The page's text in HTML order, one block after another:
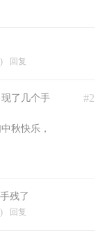
回复
#2
了几个手
秋快乐，
残了
回复